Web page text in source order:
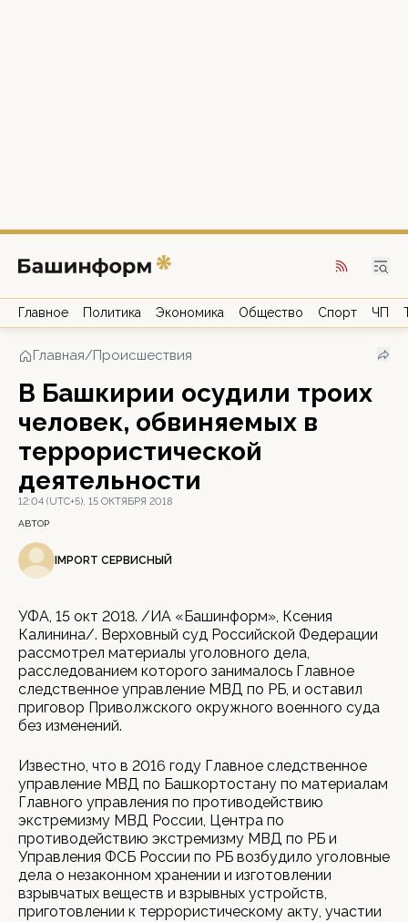
Главное Политика Экономика Общество Спорт ЧП
Главная/Происшествия
В Башкирии осудили троих
человек, обвиняемых в
террористической
деятельности
12:04 (UTC+5), 15 ОКТЯБРЯ 2018
АВТОР
IMPORT СЕРВИСНЫЙ
УФА, 15 окт 2018. /ИА «Башинформ», Ксения
Калинина/. Верховный суд Российской Федерации
рассмотрел материалы уголовного дела,
расследованием которого занималось Главное
следственное управление МВД по РБ, и оставил
приговор Приволжского окружного военного суда
без изменений.
Известно, что в 2016 году Главное следственное
управление МВД по Башкортостану по материалам
Главного управления по противодействию
экстремизму МВД России, Центра по
противодействию экстремизму МВД по РБ и
Управления ФСБ России по РБ возбудило уголовные
дела о незаконном хранении и изготовлении
взрывчатых веществ и взрывных устройств,
приготовлении к террористическому акту, участии